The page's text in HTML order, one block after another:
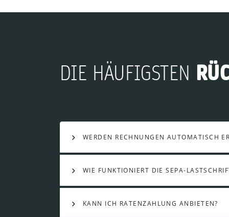
DIE HÄUFIGSTEN
WERDEN RECHNUNGEN AUTOMATISCH
WIE FUNKTIONIERT DIE SEPA-
KANN ICH RATENZAHLUNG ANBIETEN?